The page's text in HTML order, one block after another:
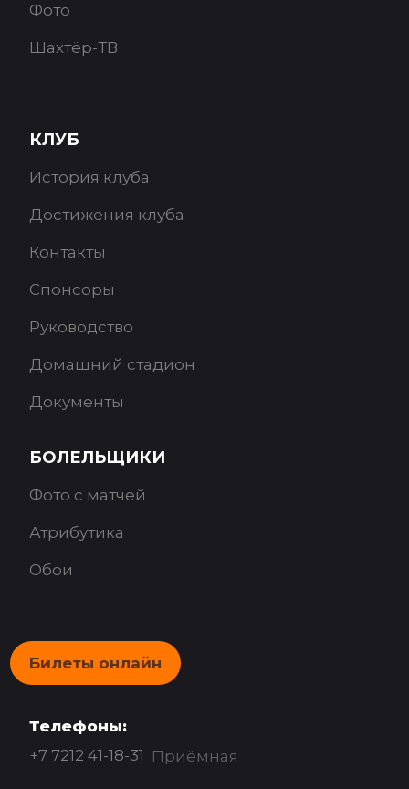
Фото
Шахтёр-ТВ
КЛУБ
История клуба
Достижения клуба
Контакты
Спонсоры
Руководство
Домашний стадион
Документы
БОЛЕЛЬЩИКИ
Фото с матчей
Атрибутика
Обои
Билеты онлайн
Телефоны:
+7 7212 41-18-31 Приёмная